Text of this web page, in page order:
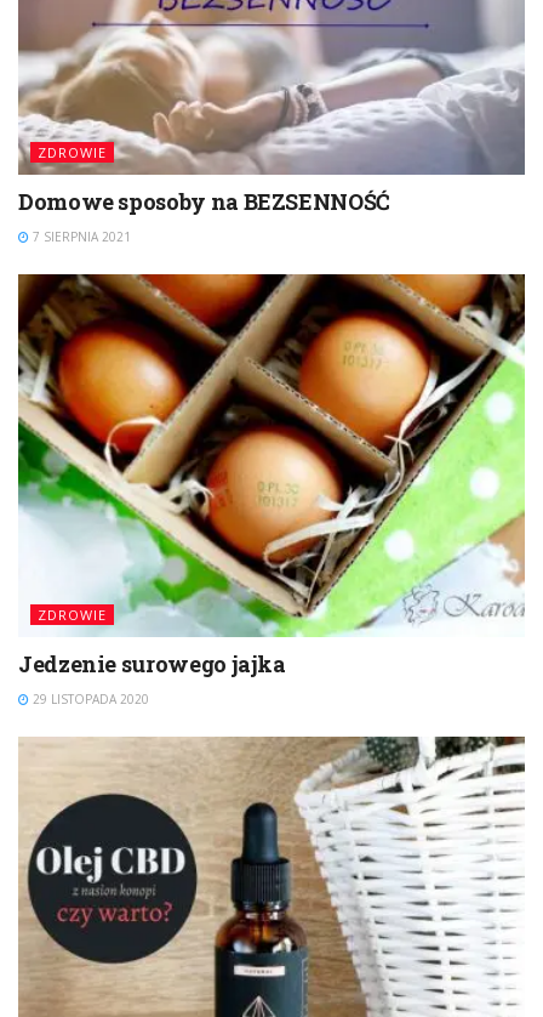
ZDROWIE
Domowe sposoby na BEZSENNOŚĆ
7 SIERPNIA 2021
ZDROWIE
Jedzenie surowego jajka
29 LISTOPADA 2020